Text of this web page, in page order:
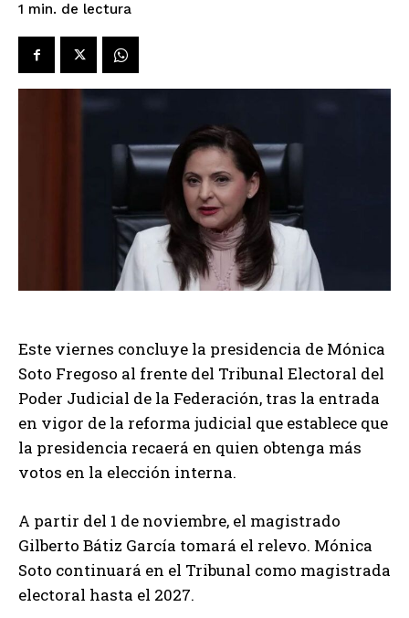
1 min. de lectura
Este viernes concluye la presidencia de Mónica
Soto Fregoso al frente del Tribunal Electoral del
Poder Judicial de la Federación, tras la entrada
en vigor de la reforma judicial que establece que
la presidencia recaerá en quien obtenga más
votos en la elección interna.
A partir del 1 de noviembre, el magistrado
Gilberto Bátiz García tomará el relevo. Mónica
Soto continuará en el Tribunal como magistrada
electoral hasta el 2027.